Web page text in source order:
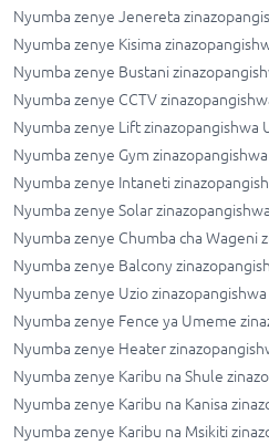
Nyumba zenye Jenereta
Nyumba zenye Kisima
Nyumba zenye Bustani
Nyumba zenye CCTV
Nyumba zenye Lift zinazopangishwa
Nyumba zenye Gym
Nyumba zenye Intaneti
Nyumba zenye Solar
Nyumba zenye Chumba cha Wageni
Nyumba zenye Balcony
Nyumba zenye Uzio
Nyumba zenye Fence ya Umeme
Nyumba zenye Heater
Nyumba zenye Karibu na Shule
Nyumba zenye Karibu na Kanisa
Nyumba zenye Karibu na Msikiti